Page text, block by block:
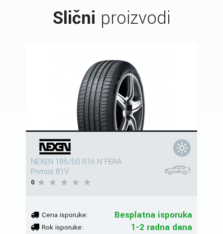
Slični proizvodi
NEXEN 185/50 R16 N'FERA
Primus 81V
0
Cena isporuke: Besplatna isporuka
Rok isporuke: 1-2 radna dana